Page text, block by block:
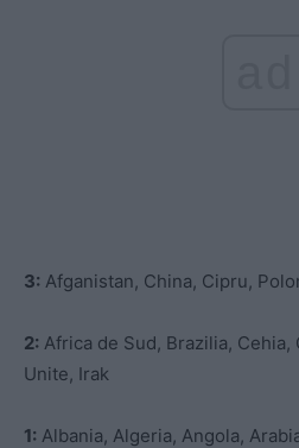
3: Afganistan, China, Cipru,
2: Africa de Sud, Brazilia, Cehia,
Unite, Irak
1: Albania, Algeria, Angola,